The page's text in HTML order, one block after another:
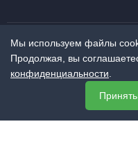
МЕНЮ
Мы используем файлы
Продолжая, вы
конфиденциальности
Принять